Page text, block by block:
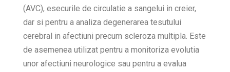
(AVC), esecurile de circulatie a sangelui in creier,
dar si pentru a analiza degenerarea tesutului
cerebral in afectiuni precum scleroza multipla. Este
de asemenea utilizat pentru a monitoriza evolutia
unor afectiuni neurologice sau pentru a evalua